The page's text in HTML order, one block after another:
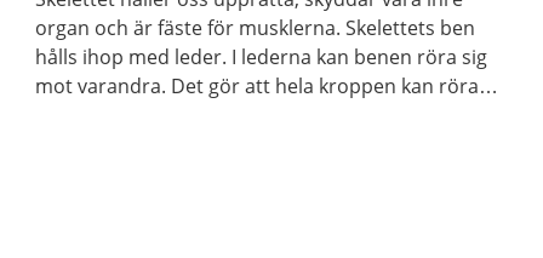
organ och är fäste för musklerna. Skelettets ben
hålls ihop med leder. I lederna kan benen röra sig
mot varandra. Det gör att hela kroppen kan röra